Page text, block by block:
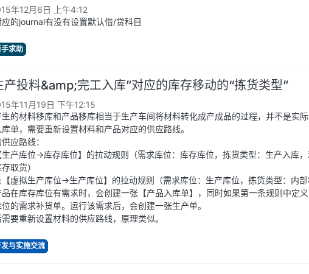
年12月6日 上午4:12
的journal有没有设置默认借/贷科目
求助
产投料&amp;完工入库”对应的库存移动的“拣货类型”
年11月19日 下午12:15
的材料移库和产品移库相当于生产车间将材料转化成产成品的过程，并不是实
单，需要重新设置材料和产品对应的供应路线。
应路线：
产库位->库存库位】的拉动规则（需求库位：库存库位，拣货类型：生产入库
取货）
虚拟生产库位->生产库位】的拉动规则（需求库位：生产库位，拣货类型：内部
在库存库位有需求时，会创建一张【产品入库单】，同时如果第一条规则中定
的需求补货单。运行该需求后，会创建一张生产单。
要重新设置材料的供应路线，原理类似。
与实施交流